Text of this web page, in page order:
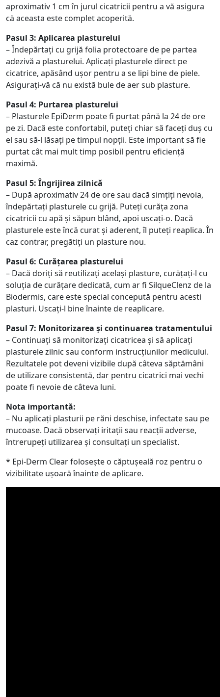
aproximativ 1 cm în jurul cicatricii pentru a vă asigura
că aceasta este complet acoperită.
Pasul 3: Aplicarea plasturelui
– Îndepărtați cu grijă folia protectoare de pe partea
adezivă a plasturelui. Aplicați plasturele direct pe
cicatrice, apăsând ușor pentru a se lipi bine de piele.
Asigurați-vă că nu există bule de aer sub plasture.
Pasul 4: Purtarea plasturelui
– Plasturele EpiDerm poate fi purtat până la 24 de ore
pe zi. Dacă este confortabil, puteți chiar să faceți duș cu
el sau să-l lăsați pe timpul nopții. Este important să fie
purtat cât mai mult timp posibil pentru eficiență
maximă.
Pasul 5: Îngrijirea zilnică
– După aproximativ 24 de ore sau dacă simțiți nevoia,
îndepărtați plasturele cu grijă. Puteți curăța zona
cicatricii cu apă și săpun blând, apoi uscați-o. Dacă
plasturele este încă curat și aderent, îl puteți reaplica. În
caz contrar, pregătiți un plasture nou.
Pasul 6: Curățarea plasturelui
– Dacă doriți să reutilizați același plasture, curățați-l cu
soluția de curățare dedicată, cum ar fi SilqueClenz de la
Biodermis, care este special concepută pentru acesti
plasturi. Uscați-l bine înainte de reaplicare.
Pasul 7: Monitorizarea și continuarea tratamentului
– Continuați să monitorizați cicatricea și să aplicați
plasturele zilnic sau conform instrucțiunilor medicului.
Rezultatele pot deveni vizibile după câteva săptămâni
de utilizare consistentă, dar pentru cicatrici mai vechi
poate fi nevoie de câteva luni.
Nota importantă:
– Nu aplicați plasturii pe răni deschise, infectate sau pe
mucoase. Dacă observați iritații sau reacții adverse,
întrerupeți utilizarea și consultați un specialist.
* Epi-Derm Clear folosește o căptușeală roz pentru o
vizibilitate ușoară înainte de aplicare.